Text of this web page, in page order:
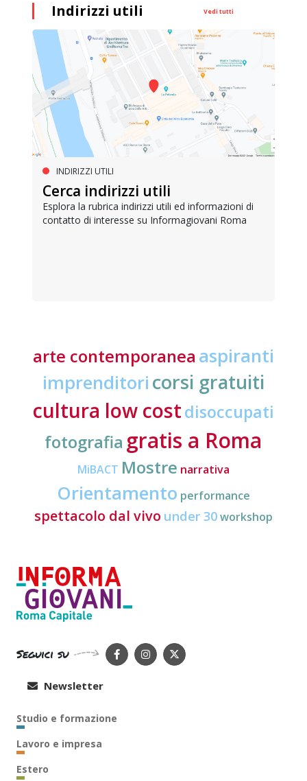
Indirizzi utili Vedi tutti
INDIRIZZI UTILI
Cerca indirizzi utili
Esplora la rubrica indirizzi utili ed informazioni di
contatto di interesse su Informagiovani Roma
arte contemporanea aspiranti
imprenditori corsi gratuiti
cultura low costdisoccupati
fotografia gratis a Roma
MiBACT Mostre narrativa
Orientamento performance
spettacolo dal vivo under 30workshop
Seguici su
Newsletter
Studio e formazione
Lavoro e impresa
Estero